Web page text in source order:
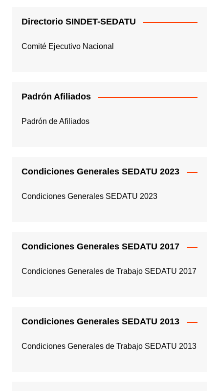
Directorio SINDET-SEDATU
Comité Ejecutivo Nacional
Padrón Afiliados
Padrón de Afiliados
Condiciones Generales SEDATU 2023
Condiciones Generales SEDATU 2023
Condiciones Generales SEDATU 2017
Condiciones Generales de Trabajo SEDATU 2017
Condiciones Generales SEDATU 2013
Condiciones Generales de Trabajo SEDATU 2013